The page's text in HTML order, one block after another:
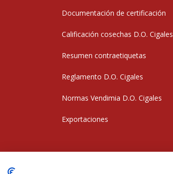
Documentación de certificación
Calificación cosechas D.O. Cigales
Resumen contraetiquetas
Reglamento D.O. Cigales
Normas Vendimia D.O. Cigales
Exportaciones